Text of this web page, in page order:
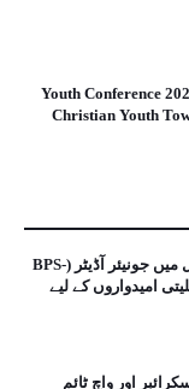
Youth Conference
Christian Youth
آفس آف دی ملٹری اکاؤنٹنٹ جنرل میں جونیئر آڈیٹر (BPS-
اقلیتی امیدواروں کے لیے
اور واچ ٹائم